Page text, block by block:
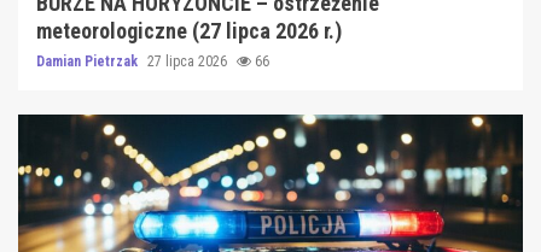
meteorologiczne (27 lipca 2026 r.)
Damian Pietrzak 27 lipca 2026 66